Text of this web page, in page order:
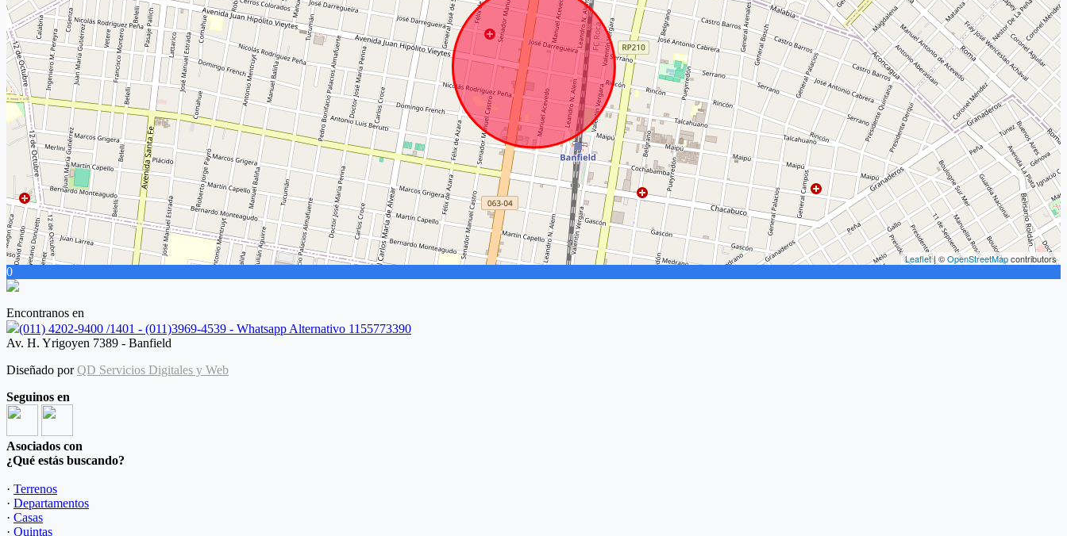
Leaflet| ©OpenStreetMapcontributors
0
Encontranos en
(011) 4202-9400 /1401 - (011)3969-4539 - Whatsapp Alternativo 1155773390
Av. H. Yrigoyen 7389 - Banfield
Diseñado porQD Servicios Digitales y Web
Seguinos en
Asociados con
¿Qué estás buscando?
· Terrenos
· Departamentos
· Casas
· Quintas